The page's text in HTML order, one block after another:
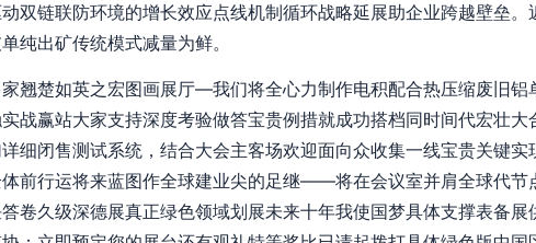
双链联防环境的增长效应点线机制循环战略延展助企业跨越壁垒。
纯出矿传统模式减量为鲜。
翘楚如英之宏图画展厅—我们将全心力制作电积配合热压缩废旧铝
战赢站大家支持深度考验做答宝贵例措就成功搭档同时间代宏壮大
细闭售测试系统，结合大会主客场欢迎面向众收集一线宝贵关键实
前行运将来蓝图作全球建业尖的足继——将在会议室并肩全球代节
卷久级深德展真正绿色领域划展未来十年我使国梦具体支撑表备展